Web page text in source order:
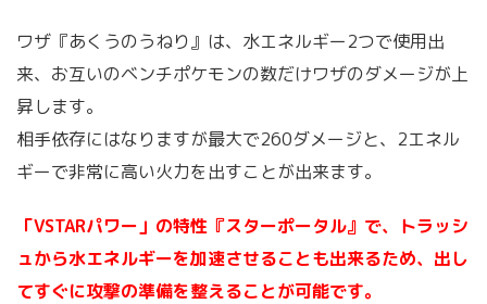
ワザ『あくうのうねり』は、水エネルギー2つで使用出
来、お互いのベンチポケモンの数だけワザのダメージが上
昇します。
相手依存にはなりますが最大で260ダメージと、2エネル
ギーで非常に高い火力を出すことが出来ます。
「VSTARパワー」の特性『スターポータル』で、トラッシ
ュから水エネルギーを加速させることも出来るため、出し
てすぐに攻撃の準備を整えることが可能です。